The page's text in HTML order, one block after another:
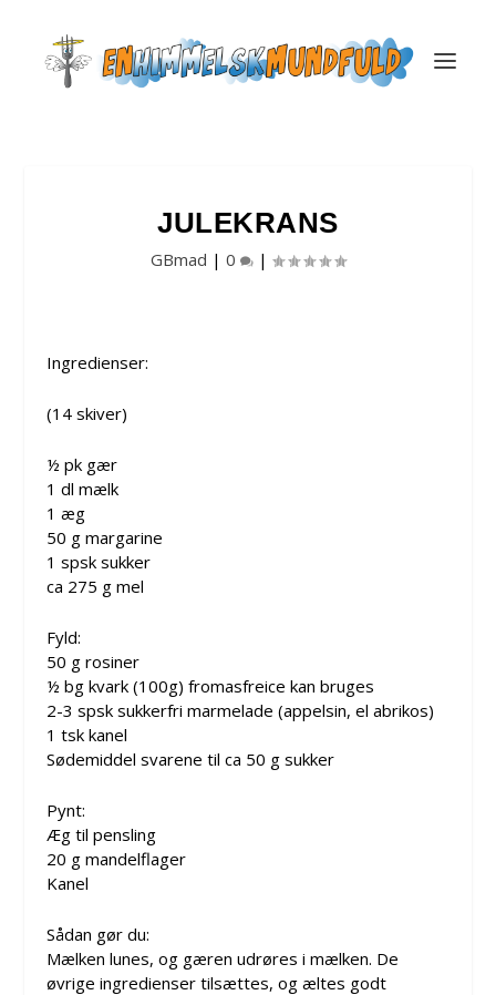
JULEKRANS
GBmad | 0 |
Ingredienser:
(14 skiver)
½ pk gær
1 dl mælk
1 æg
50 g margarine
1 spsk sukker
ca 275 g mel
Fyld:
50 g rosiner
½ bg kvark (100g) fromasfreice kan bruges
2-3 spsk sukkerfri marmelade (appelsin, el abrikos)
1 tsk kanel
Sødemiddel svarene til ca 50 g sukker
Pynt:
Æg til pensling
20 g mandelflager
Kanel
Sådan gør du:
Mælken lunes, og gæren udrøres i mælken. De
øvrige ingredienser tilsættes, og æltes godt